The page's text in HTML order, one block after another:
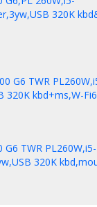
320K
G6 TWR
320K kbd+ms,W-
TWR PL260W,i5-
320K